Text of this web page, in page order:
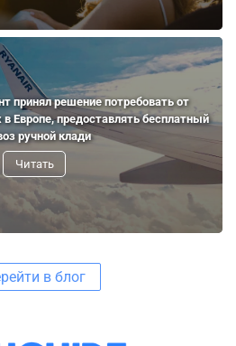
принял решение потребовать от
Европе, предоставлять бесплатный
ручной клади
Читать
в блог